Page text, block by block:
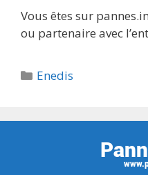
Vous êtes sur
ou partenaire avec
Catégories
Enedis